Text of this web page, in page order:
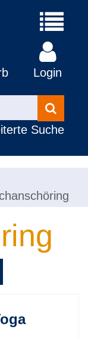
Menü
Login
Kurse
suchen
Suche